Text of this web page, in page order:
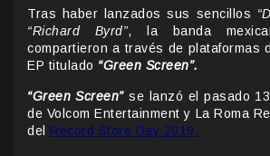
Tras haber lanzados sus sencillos
“Richard Byrd”, la banda
compartieron a través de plataformas
EP titulado “Green Screen”.
“Green Screen”se lanzó el pasado
de Volcom Entertainment y La Roma
del Record Store Day 2019.